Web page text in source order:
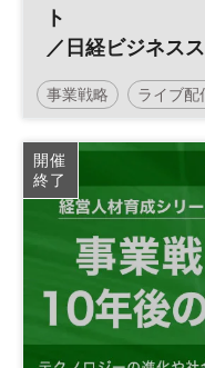
ト
／日経ビジネス
事業戦略 ライブ配
企業価値 経営戦略
開催
終了